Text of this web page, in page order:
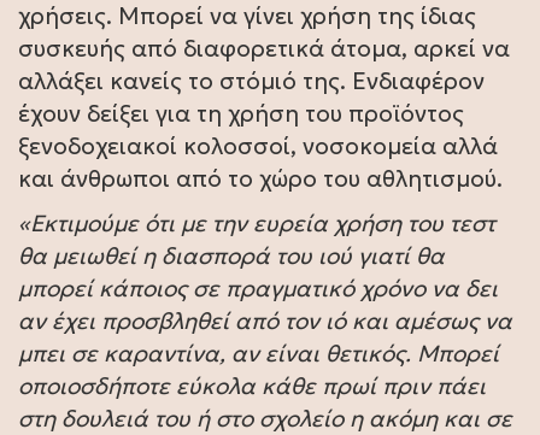
χρήσεις. Μπορεί να γίνει χρήση της ίδιας
συσκευής από διαφορετικά άτομα, αρκεί να
αλλάξει κανείς το στόμιό της. Ενδιαφέρον
έχουν δείξει για τη χρήση του προϊόντος
ξενοδοχειακοί κολοσσοί, νοσοκομεία αλλά
και άνθρωποι από το χώρο του αθλητισμού.
«Εκτιμούμε ότι με την ευρεία χρήση του τεστ
θα μειωθεί η διασπορά του ιού γιατί θα
μπορεί κάποιος σε πραγματικό χρόνο να δει
αν έχει προσβληθεί από τον ιό και αμέσως να
μπει σε καραντίνα, αν είναι θετικός. Μπορεί
οποιοσδήποτε εύκολα κάθε πρωί πριν πάει
στη δουλειά του ή στο σχολείο η ακόμη και σε